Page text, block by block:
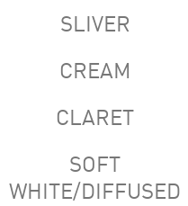
SLIVER
CREAM
CLARET
SOFT
WHITE/DIFFUSED